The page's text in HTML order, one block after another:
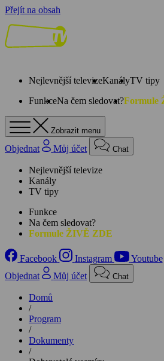
Přejít na obsah
Nejlevnější televizeKanályTV tipy
FunkceNa čem sledovat?Formule
Zobrazit menu
Objednat Můj účet Chat
Nejlevnější televize
Kanály
TV tipy
Funkce
Na čem sledovat?
Formule ŽIVĚ ZDE
Facebook Instagram
Youtube
Objednat
Můj účet Chat
Domů
/
Program
/
Dokumenty
/